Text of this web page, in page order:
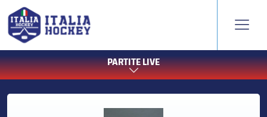
PARTITE LIVE